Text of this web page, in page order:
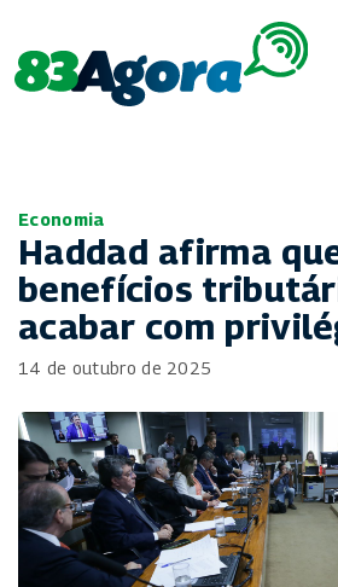
Economia
Haddad afirma
benefícios
acabar com
14 de outubro de 2025